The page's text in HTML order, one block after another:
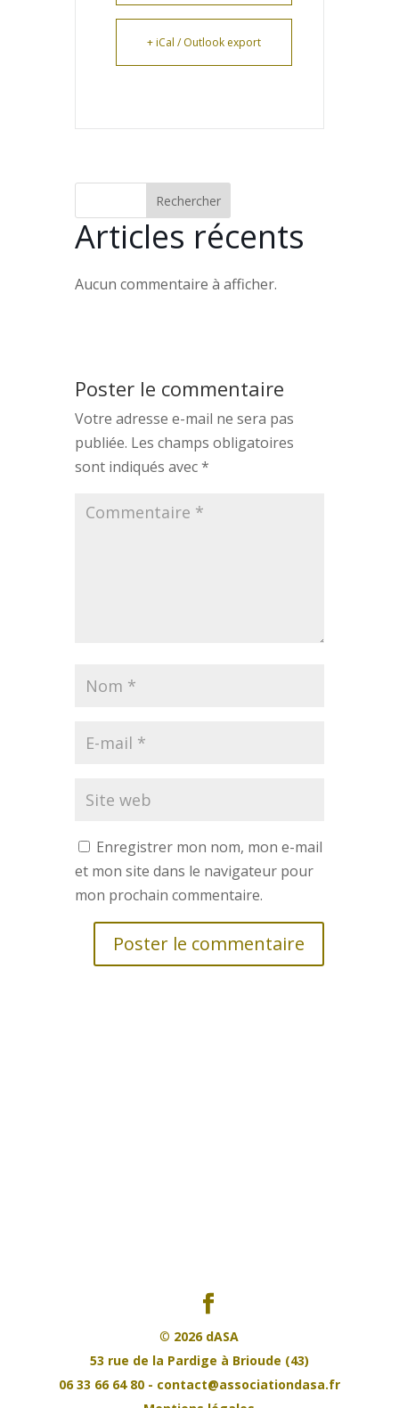
+ iCal / Outlook export
Rechercher
Articles récents
Aucun commentaire à afficher.
Poster le commentaire
Votre adresse e-mail ne sera pas
publiée. Les champs obligatoires
sont indiqués avec*
Enregistrer mon nom, mon e-mail
et mon site dans le navigateur pour
mon prochain commentaire.
© 2026 dASA
53 rue de la Pardige à Brioude (43)
06 33 66 64 80 - contact@associationdasa.fr